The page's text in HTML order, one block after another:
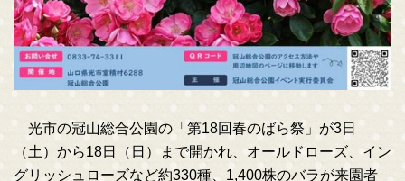
光市の冠山総合公園の「第18回春のばら祭」が3日
（土）から18日（日）まで開かれ、オールドローズ、イン
グリッシュローズなど約330種、1,400株のバラが来園者